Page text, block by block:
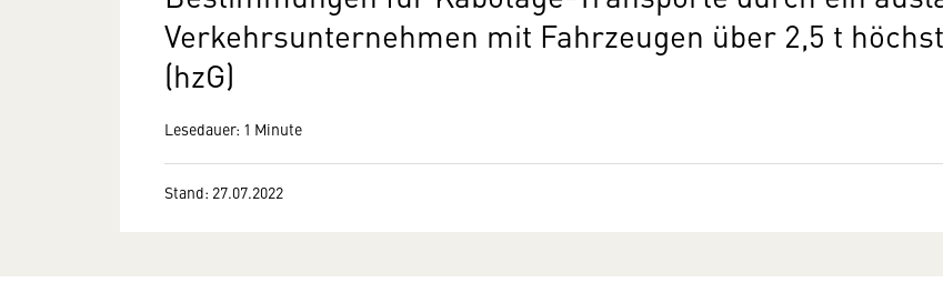
Verkehrsunternehmen mit Fahrzeugen über 2,5 t
(hzG)
Lesedauer: 1 Minute
Stand: 27.07.2022